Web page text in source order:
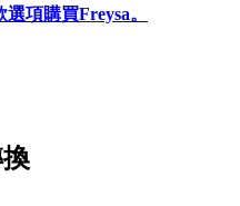
項購買Freysa。